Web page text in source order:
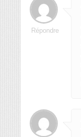
Répondre